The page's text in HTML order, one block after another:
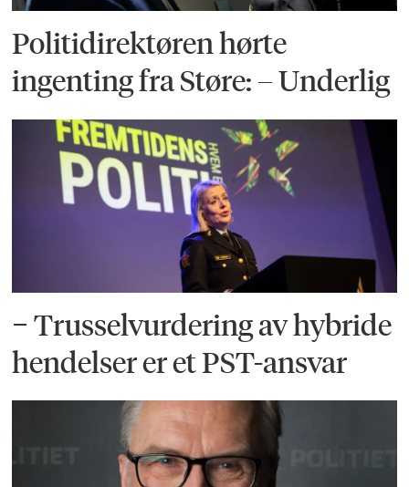
Politidirektøren hørte
ingenting fra Støre: – Underlig
− Trusselvurdering av hybride
hendelser er et PST-ansvar